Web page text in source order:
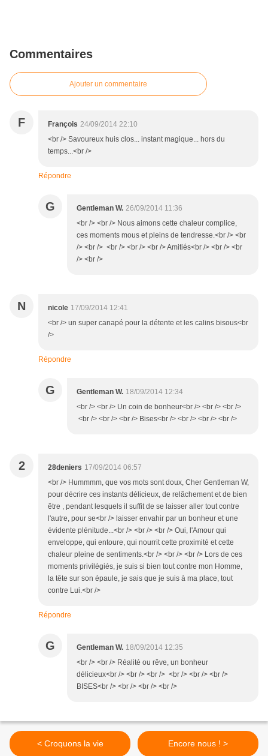
Commentaires
Ajouter un commentaire
F François 24/09/2014 22:10
<br /> Savoureux huis clos... instant magique... hors du
temps...<br />
Répondre
G Gentleman W. 26/09/2014 11:36
<br /> <br /> Nous aimons cette chaleur complice,
ces moments mous et pleins de tendresse.<br /> <br
/> <br /> <br /> <br /> <br /> Amitiés<br /> <br /> <br
/> <br />
N nicole 17/09/2014 12:41
<br /> un super canapé pour la détente et les calins bisous<br
/>
Répondre
G Gentleman W. 18/09/2014 12:34
<br /> <br /> Un coin de bonheur<br /> <br /> <br />
<br /> <br /> <br /> Bises<br /> <br /> <br /> <br />
2 28deniers 17/09/2014 06:57
<br /> Hummmm, que vos mots sont doux, Cher Gentleman W,
pour décrire ces instants délicieux, de relâchement et de bien
être , pendant lesquels il suffit de se laisser aller tout contre
l'autre, pour se<br /> laisser envahir par un bonheur et une
évidente plénitude...<br /> <br /> <br /> Oui, l'Amour qui
enveloppe, qui entoure, qui nourrit cette proximité et cette
chaleur pleine de sentiments.<br /> <br /> <br /> Lors de ces
moments privilégiés, je suis si bien tout contre mon Homme,
la tête sur son épaule, je sais que je suis à ma place, tout
contre Lui.<br />
Répondre
G Gentleman W. 18/09/2014 12:35
<br /> <br /> Réalité ou rêve, un bonheur
délicieux<br /> <br /> <br /> <br /> <br /> <br />
BISES<br /> <br /> <br /> <br />
< Croquons la vie Encore nous ! >